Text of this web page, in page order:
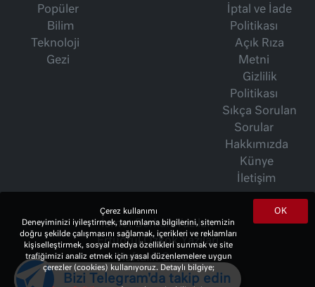
Popüler
Bilim
Teknoloji
Gezi
İptal ve İade
Politikası
Açık Rıza
Metni
Gizlilik
Politikası
Sıkça Sorulan
Sorular
Hakkımızda
Künye
İletişim
İsmet Berkan Yazıları
Ertuğrul Özkök Yazıları
Haftalık Gazete
OK
Çerez kullanımı
Deneyiminizi iyileştirmek, tanımlama bilgilerini, sitemizin
doğru şekilde çalışmasını sağlamak, içerikleri ve reklamları
kişiselleştirmek, sosyal medya özellikleri sunmak ve site
trafiğimizi analiz etmek için yasal düzenlemelere uygun
çerezler (cookies) kullanıyoruz. Detaylı bilgiye;
Bizi Telegram'da takip edin